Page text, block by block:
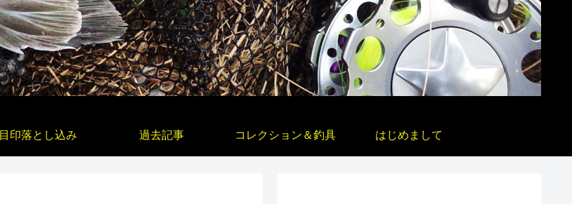
目印落とし込み 過去記事 コレクション＆釣具 はじめまして